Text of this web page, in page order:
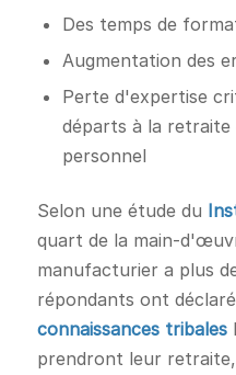
Des temps de
Augmentation des
Perte d'expertise
départs à la
personnel
Selon une étude du
quart de la main-
manufacturier a plus
répondants ont
connaissances tribales
prendront leur